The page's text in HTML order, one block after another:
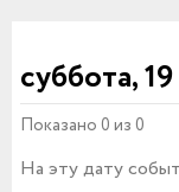
суббота,
Показано 0 из 0
На эту дату